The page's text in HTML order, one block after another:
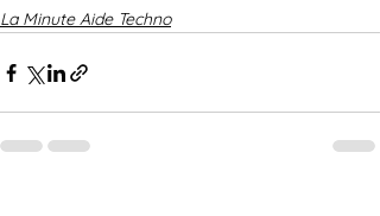
La Minute Aide Techno